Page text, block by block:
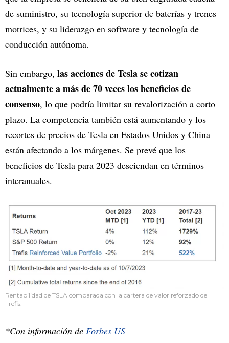
de suministro, su tecnología superior de baterías y trenes
motrices, y su liderazgo en software y tecnología de
conducción autónoma.
Sin embargo, las acciones de Tesla se cotizan
actualmente a más de 70 veces los beneficios de
consenso, lo que podría limitar su revalorización a corto
plazo. La competencia también está aumentando y los
recortes de precios de Tesla en Estados Unidos y China
están afectando a los márgenes. Se prevé que los
beneficios de Tesla para 2023 desciendan en términos
interanuales.
Rentabilidad de TSLA comparada con la cartera de valor reforzado de
Trefis.
*Con información de Forbes US